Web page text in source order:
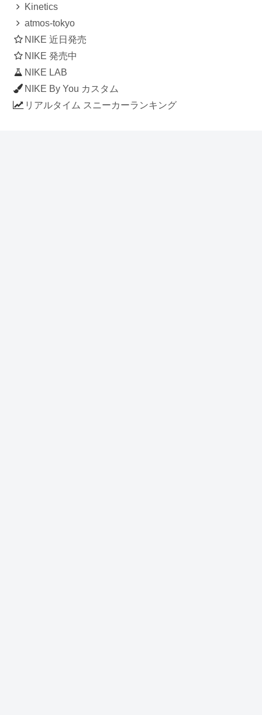
Kinetics
atmos-tokyo
NIKE 近日発売
NIKE 発売中
NIKE LAB
NIKE By You カスタム
リアルタイム スニーカーランキング